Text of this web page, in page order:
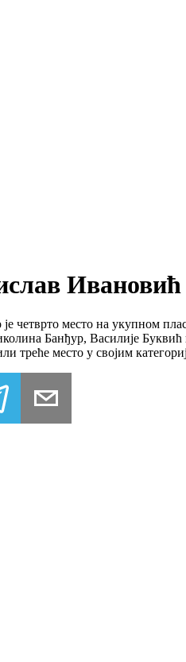
четврто место на укупном
Банђур, Василије
треће место у својим